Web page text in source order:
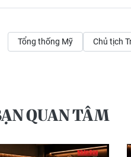
Tổng thống Mỹ Chủ tịch
QUAN TÂM